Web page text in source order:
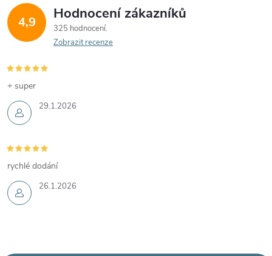
4,9 Hodnocení zákazníků
325 hodnocení
Zobrazit recenze
29.1.2026
+ super
26.1.2026
rychlé dodání